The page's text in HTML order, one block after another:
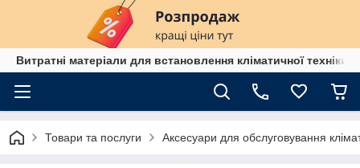
Витратні матеріали для встановлення кліматичної техніки
Товари та послуги Аксесуари для обслуговування